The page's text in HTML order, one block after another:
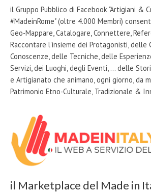
il Gruppo Pubblico di Facebook "Artigiani &
#MadeinRome" (oltre 4.000 Membri)
Geo-Mappare, Catalogare, Connettere,
Raccontare l’insieme dei Protagonisti, delle
Conoscenze, delle Tecniche, delle
Servizi, dei Luoghi, degli Eventi, … delle
e Artigianato che animano, ogni giorno, da
Patrimonio Etno-Culturale, Tradizionale &
il Marketplace del Made in